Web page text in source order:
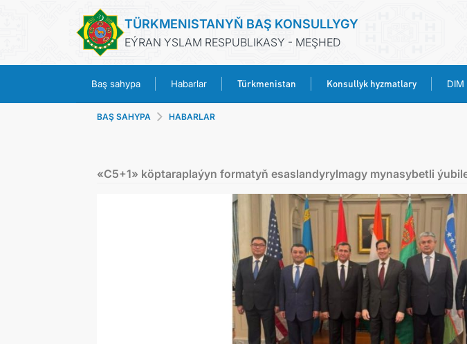
TÜRKMENISTANYŇ BAŞ KONSULLYGY
EÝRAN YSLAM RESPUBLIKASY - MEŞHED
Baş sahypa Habarlar Türkmenistan Konsullyk hyzmatlary DIM
KONSULLYK
BAŞ SAHYPA HABARLAR
«C5+1» köptaraplaýyn formatyň esaslandyrylmagy mynasybetli